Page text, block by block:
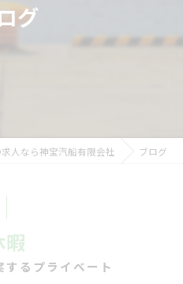
グ
人なら神宝汽船有限会社 ブログ
暇
るプライベート